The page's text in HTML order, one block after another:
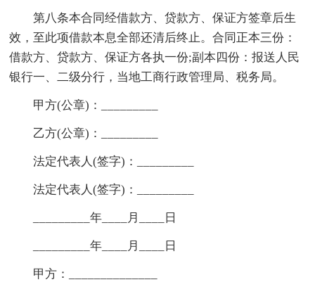
第八条本合同经借款方、贷款方、保证方签章后生
效，至此项借款本息全部还清后终止。合同正本三份：
借款方、贷款方、保证方各执一份;副本四份：报送人民
银行一、二级分行，当地工商行政管理局、税务局。
甲方(公章)：_________
乙方(公章)：_________
法定代表人(签字)：_________
法定代表人(签字)：_________
_________年____月____日
_________年____月____日
甲方：______________